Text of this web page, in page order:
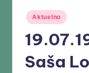
Aktuelno
Saša